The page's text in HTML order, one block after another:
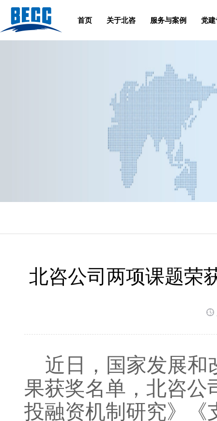
首页 关于北咨 服务与案例 党
北咨公司两项课题荣
近日， 国家发展和
果获奖名单 ， 北咨公
投融资机制研究》《